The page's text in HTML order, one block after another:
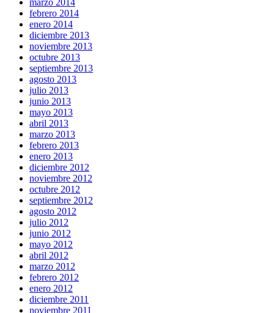
febrero 2014
enero 2014
diciembre 2013
noviembre 2013
octubre 2013
septiembre 2013
agosto 2013
julio 2013
junio 2013
mayo 2013
abril 2013
marzo 2013
febrero 2013
enero 2013
diciembre 2012
noviembre 2012
octubre 2012
septiembre 2012
agosto 2012
julio 2012
junio 2012
mayo 2012
abril 2012
marzo 2012
febrero 2012
enero 2012
diciembre 2011
noviembre 2011